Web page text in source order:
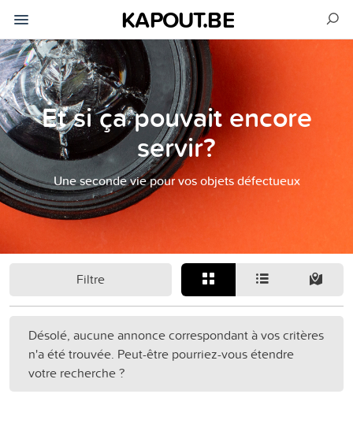
KAPOUT.BE
Et si ça pouvait encore
servir?
Une seconde vie pour vos objets défectueux
Filtre
Désolé, aucune annonce correspondant à vos critères
n'a été trouvée. Peut-être pourriez-vous étendre
votre recherche ?